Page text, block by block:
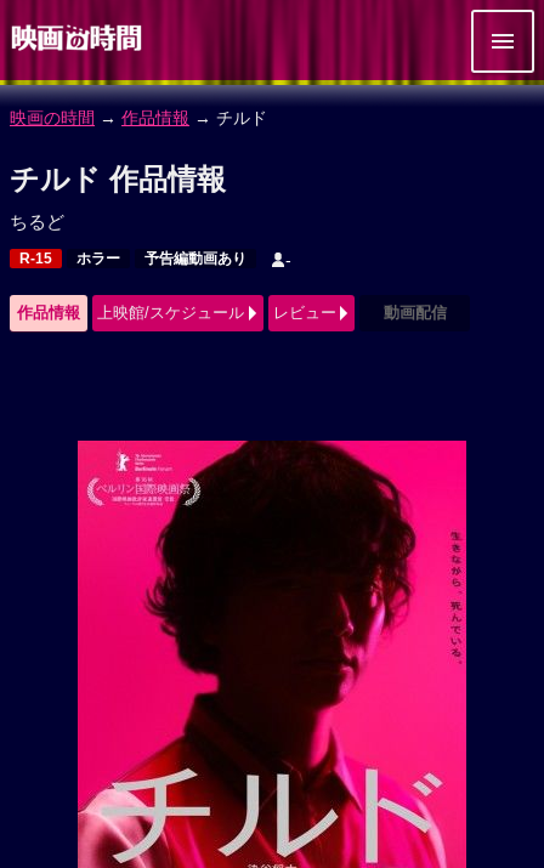
映画の時間 → 作品情報 → チルド
チルド 作品情報
ちるど
R-15 ホラー 予告編動画あり -
作品情報 上映館/スケジュール レビュー 動画配信